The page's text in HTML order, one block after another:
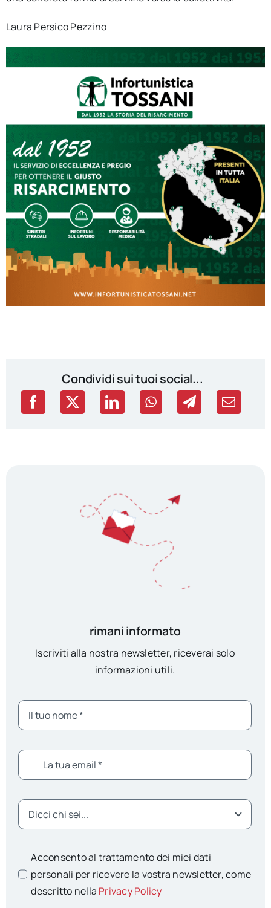
Laura Persico Pezzino
Condividi sui tuoi social...
rimani informato
Iscriviti alla nostra newsletter, riceverai solo
informazioni utili.
Acconsento al trattamento dei miei dati
personali per ricevere la vostra newsletter, come
descritto nella Privacy Policy